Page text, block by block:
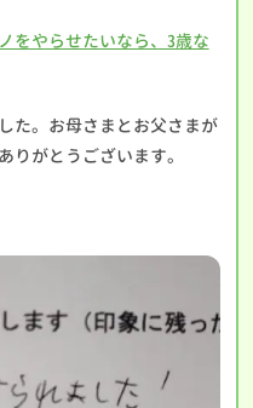
をやらせたいなら、3歳な
た。お母さまとお父さまが
りがとうございます。